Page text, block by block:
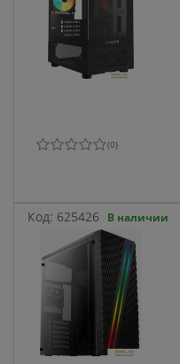
(0)
Код: 625426 В наличии